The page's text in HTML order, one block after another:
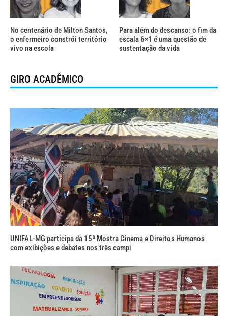
No centenário de Milton Santos,
o enfermeiro constrói território
vivo na escola
Para além do descanso: o fim da
escala 6×1 é uma questão de
sustentação da vida
GIRO ACADÊMICO
UNIFAL-MG participa da 15ª Mostra Cinema e Direitos Humanos
com exibições e debates nos três campi